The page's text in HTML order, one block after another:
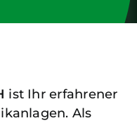
ist Ihr erfahrener
Als